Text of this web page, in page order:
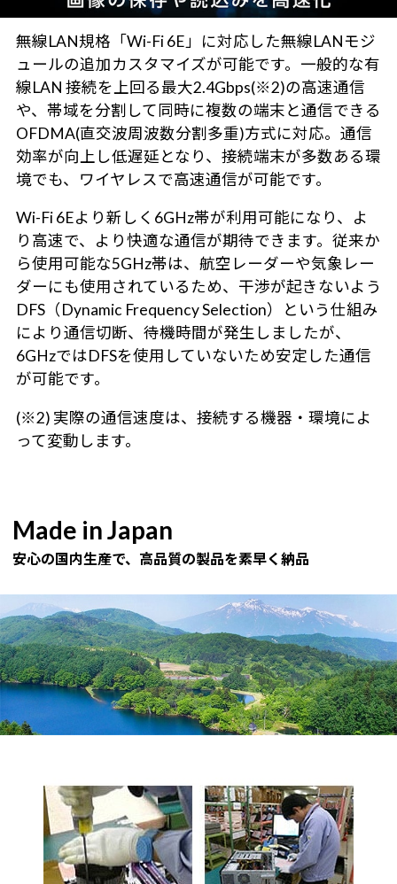
無線LAN規格「Wi-Fi 6E」に対応した無線LANモジ
ュールの追加カスタマイズが可能です。一般的な有
線LAN 接続を上回る最大2.4Gbps(※2)の高速通信
や、帯域を分割して同時に複数の端末と通信できる
OFDMA(直交波周波数分割多重)方式に対応。通信
効率が向上し低遅延となり、接続端末が多数ある環
境でも、ワイヤレスで高速通信が可能です。
Wi-Fi 6Eより新しく6GHz帯が利用可能になり、よ
り高速で、より快適な通信が期待できます。従来か
ら使用可能な5GHz帯は、航空レーダーや気象レー
ダーにも使用されているため、干渉が起きないよう
DFS（Dynamic Frequency Selection）という仕組み
により通信切断、待機時間が発生しましたが、
6GHzではDFSを使用していないため安定した通信
が可能です。
(※2) 実際の通信速度は、接続する機器・環境によ
って変動します。
Made in Japan
安心の国内生産で、高品質の製品を素早く納品